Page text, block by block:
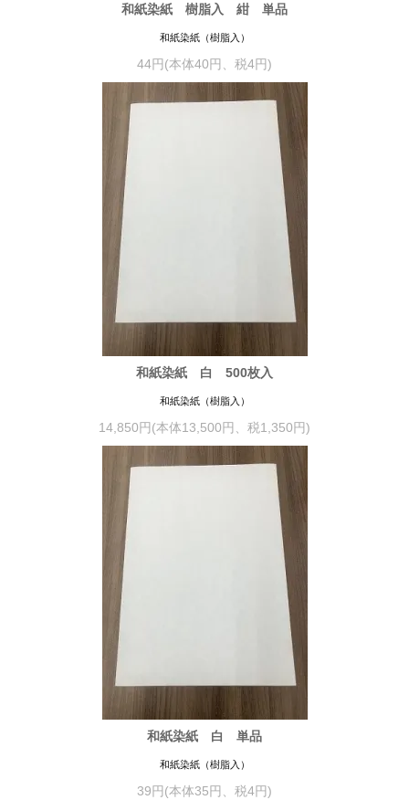
和紙染紙 樹脂入 紺 単品
和紙染紙（樹脂入）
44円(本体40円、税4円)
和紙染紙 白 500枚入
和紙染紙（樹脂入）
14,850円(本体13,500円、税1,350円)
和紙染紙 白 単品
和紙染紙（樹脂入）
39円(本体35円、税4円)